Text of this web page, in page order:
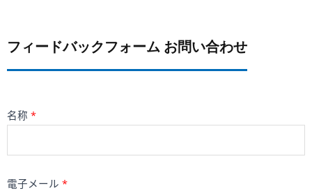
フィードバックフォーム お問い合わせ
名称 *
電子メール *